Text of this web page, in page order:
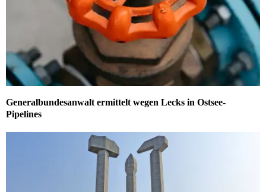
Generalbundesanwalt ermittelt wegen Lecks in Ostsee-
Pipelines